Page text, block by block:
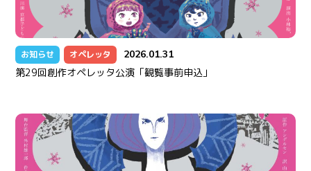
お知らせ オペレッタ 2026.01.31
第29回創作オペレッタ公演「観覧事前申込」